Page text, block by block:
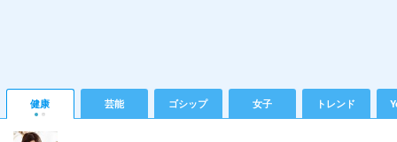
健康 芸能 ゴシップ 女子 トレンド